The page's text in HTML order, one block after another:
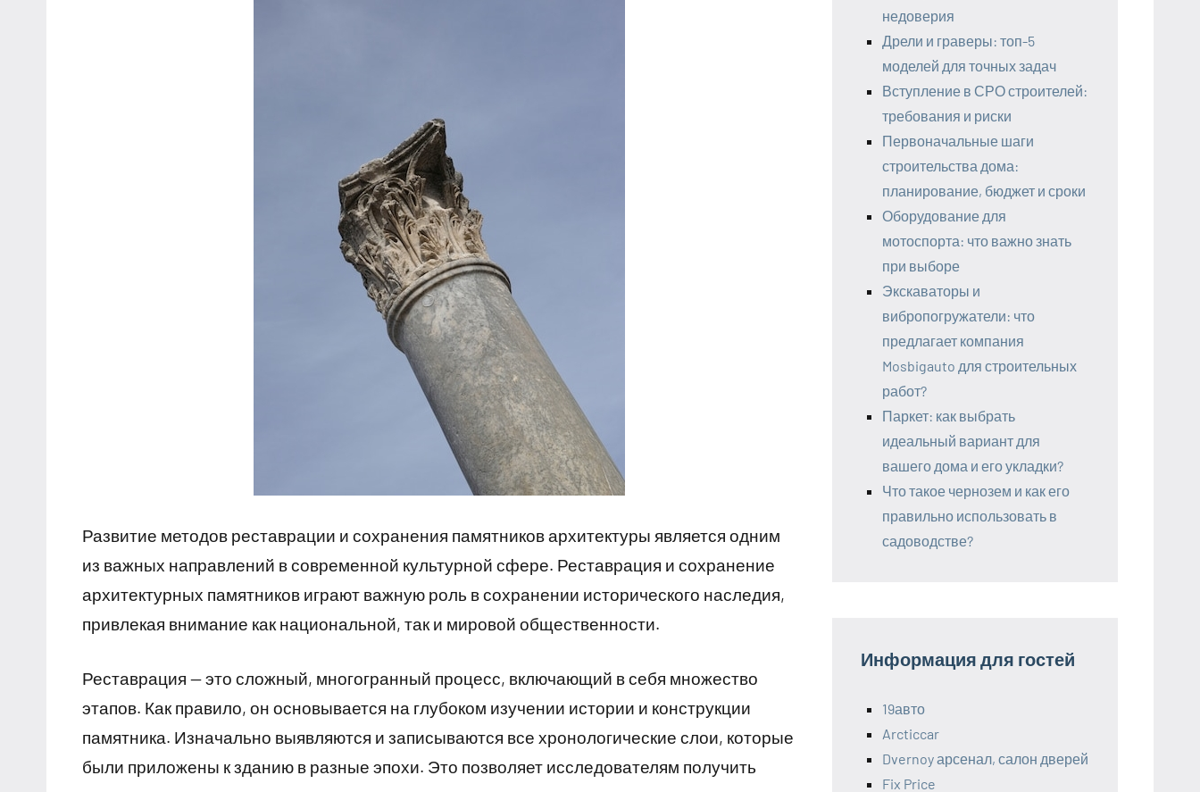
Развитие методов реставрации и сохранения памятников архитектуры является одним
из важных направлений в современной культурной сфере. Реставрация и сохранение
архитектурных памятников играют важную роль в сохранении исторического наследия,
привлекая внимание как национальной, так и мировой общественности.
Реставрация — это сложный, многогранный процесс, включающий в себя множество
этапов. Как правило, он основывается на глубоком изучении истории и конструкции
памятника. Изначально выявляются и записываются все хронологические слои, которые
были приложены к зданию в разные эпохи. Это позволяет исследователям получить
недоверия
Дрели и граверы: топ-5
моделей для точных задач
Вступление в СРО строителей:
требования и риски
Первоначальные шаги
строительства дома:
планирование, бюджет и сроки
Оборудование для
мотоспорта: что важно знать
при выборе
Экскаваторы и
вибропогружатели: что
предлагает компания
Mosbigauto для строительных
работ?
Паркет: как выбрать
идеальный вариант для
вашего дома и его укладки?
Что такое чернозем и как его
правильно использовать в
садоводстве?
Информация для гостей
19авто
Arcticcar
Dvernoy арсенал, салон дверей
Fix Price